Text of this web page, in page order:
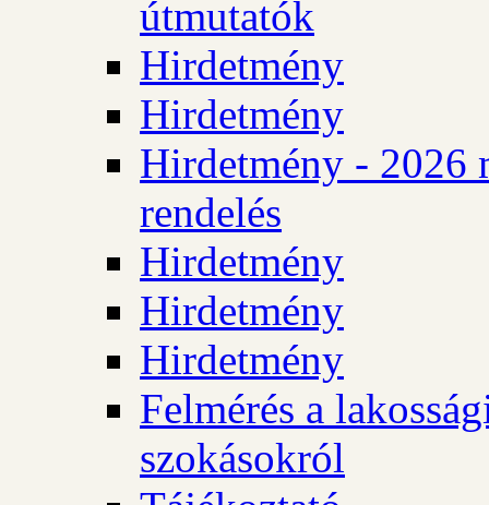
útmutatók
Hirdetmény
Hirdetmény
Hirdetmény - 2026
rendelés
Hirdetmény
Hirdetmény
Hirdetmény
Felmérés a
szokásokról